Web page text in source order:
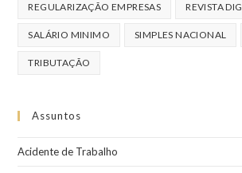
REGULARIZAÇÃO EMPRESAS REVISTA
SALÁRIO MINIMO SIMPLES NACIONAL
TRIBUTAÇÃO
Assuntos
Acidente de Trabalho